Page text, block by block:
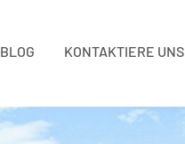
BLOG KONTAKTIERE UNS